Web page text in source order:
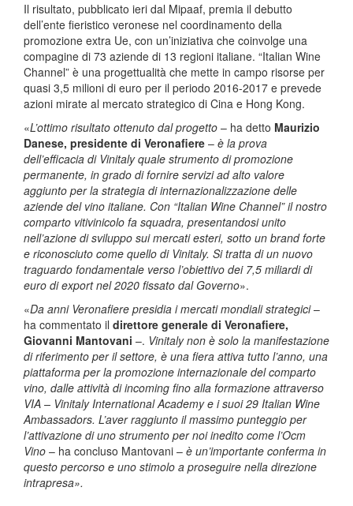
Il risultato, pubblicato ieri dal Mipaaf, premia il debutto
dell’ente fieristico veronese nel coordinamento della
promozione extra Ue, con un’iniziativa che coinvolge una
compagine di 73 aziende di 13 regioni italiane. “Italian Wine
Channel” è una progettualità che mette in campo risorse per
quasi 3,5 milioni di euro per il periodo 2016-2017 e prevede
azioni mirate al mercato strategico di Cina e Hong Kong.
«L’ottimo risultato ottenuto dal progetto – ha detto Maurizio
Danese, presidente di Veronafiere – è la prova
dell’efficacia di Vinitaly quale strumento di promozione
permanente, in grado di fornire servizi ad alto valore
aggiunto per la strategia di internazionalizzazione delle
aziende del vino italiane. Con “Italian Wine Channel” il nostro
comparto vitivinicolo fa squadra, presentandosi unito
nell’azione di sviluppo sui mercati esteri, sotto un brand forte
e riconosciuto come quello di Vinitaly. Si tratta di un nuovo
traguardo fondamentale verso l’obiettivo dei 7,5 miliardi di
euro di export nel 2020 fissato dal Governo».
«Da anni Veronafiere presidia i mercati mondiali strategici–
ha commentato il direttore generale di Veronafiere,
Giovanni Mantovani –. Vinitaly non è solo la manifestazione
di riferimento per il settore, è una fiera attiva tutto l’anno, una
piattaforma per la promozione internazionale del comparto
vino, dalle attività di incoming fino alla formazione attraverso
VIA – Vinitaly International Academy e i suoi 29 Italian Wine
Ambassadors. L’aver raggiunto il massimo punteggio per
l’attivazione di uno strumento per noi inedito come l’Ocm
Vino – ha concluso Mantovani – è un’importante conferma in
questo percorso e uno stimolo a proseguire nella direzione
intrapresa».